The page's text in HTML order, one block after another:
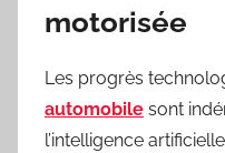
motorisée
Les progrès
automobile sont
l’intelligence